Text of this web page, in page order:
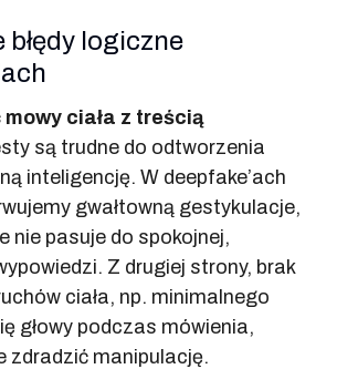
błędy logiczne
mowy ciała z treścią
są trudne do odtworzenia
inteligencję. W deepfake’ach
gwałtowną gestykulacje,
nie pasuje do spokojnej,
Z drugiej strony, brak
ciała, np. minimalnego
głowy podczas mówienia,
zdradzić manipulację.